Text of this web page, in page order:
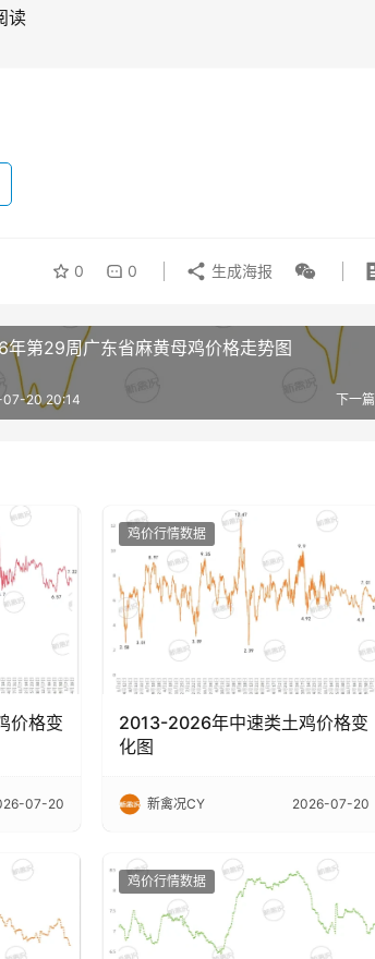
读
0 0 生成海报
第29周广东省麻黄母鸡价格走势图
下一篇
20 20:14
价格变
07-20
鸡价行情数据
2013-2026年中速类土鸡价格变
化图
新禽况CY 2026-07-20
鸡价行情数据